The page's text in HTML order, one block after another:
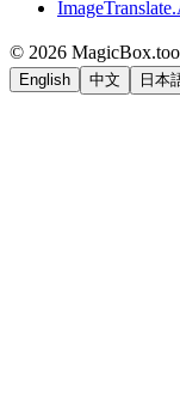
© 2026
English 中文 日本